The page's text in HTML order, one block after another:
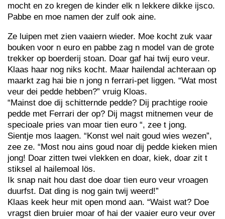
mocht en zo kregen de kinder elk n lekkere dikke ijsco.
Pabbe en moe namen der zulf ook aine.
Ze luipen met zien vaaiern wieder. Moe kocht zuk vaar
bouken voor n euro en pabbe zag n model van de grote
trekker op boerderij stoan. Doar gaf hai twij euro veur.
Klaas haar nog niks kocht. Maar hailendal achteraan op
maarkt zag hai bie n jong n ferrari-pet liggen. “Wat most
veur dei pedde hebben?” vruig Kloas.
“Mainst doe dij schitternde pedde? Dij prachtige rooie
pedde met Ferrari der op? Dij magst mitnemen veur de
specioale pries van moar tien euro “, zee t jong.
Sientje mos laagen. “Konst wel nait goud wies wezen”,
zee ze. “Most nou ains goud noar dij pedde kieken mien
jong! Doar zitten twei vlekken en doar, kiek, doar zit t
stiksel al hailemoal lös.
Ik snap nait hou dast doe doar tien euro veur vroagen
duurfst. Dat ding is nog gain twij weerd!”
Klaas keek heur mit open mond aan. “Waist wat? Doe
vragst dien bruier moar of hai der vaaier euro veur over